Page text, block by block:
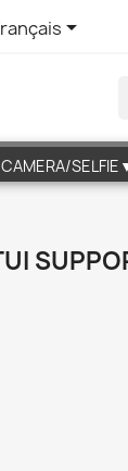

CAMERA/